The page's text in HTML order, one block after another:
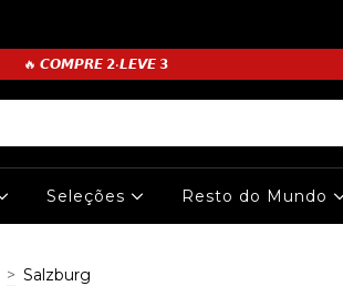
🔥 𝘾𝙊𝙈𝙋𝙍𝙀 𝟮•𝙇𝙀𝙑𝙀 𝟯
Seleções Resto do Mundo
> Salzburg